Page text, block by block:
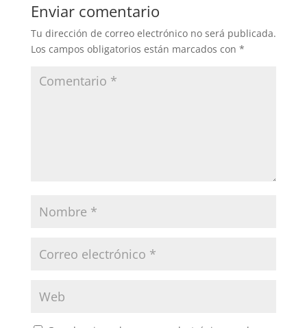
Enviar comentario
Tu dirección de correo electrónico no será publicada.
Los campos obligatorios están marcados con *